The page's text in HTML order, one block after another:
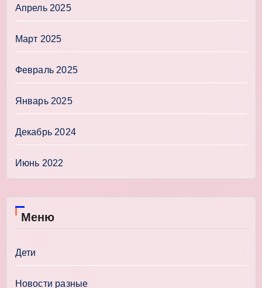
Апрель 2025
Март 2025
Февраль 2025
Январь 2025
Декабрь 2024
Июнь 2022
Меню
Дети
Новости разные